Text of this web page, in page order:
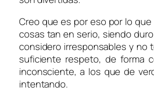
Creo que es por eso por lo
cosas tan en serio, siendo
considero irresponsables y no
suficiente respeto, de forma
inconsciente, a los que de
intentando.